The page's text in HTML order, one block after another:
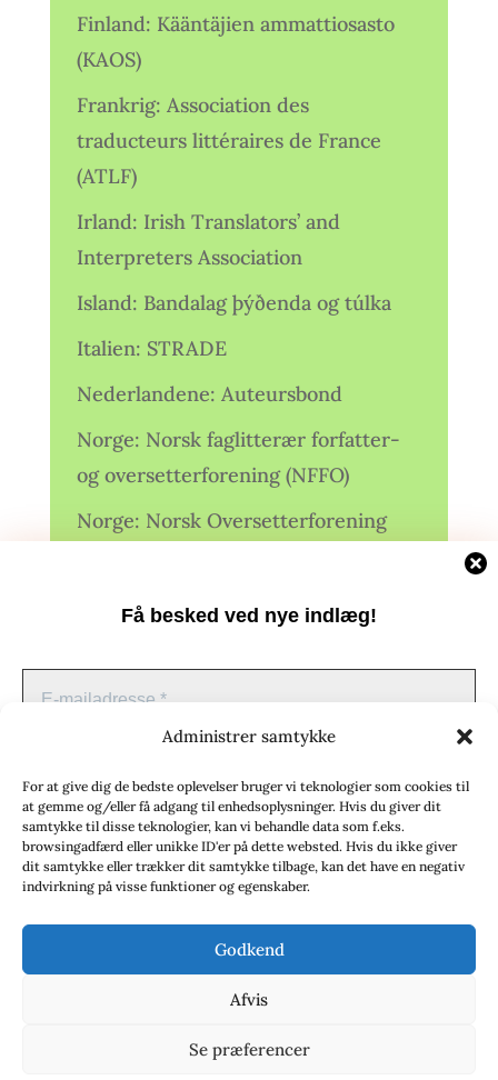
Administrer samtykke
For at give dig de bedste oplevelser bruger vi teknologier som cookies til
at gemme og/eller få adgang til enhedsoplysninger. Hvis du giver dit
samtykke til disse teknologier, kan vi behandle data som f.eks.
browsingadfærd eller unikke ID'er på dette websted. Hvis du ikke giver
dit samtykke eller trækker dit samtykke tilbage, kan det have en negativ
indvirkning på visse funktioner og egenskaber.
Godkend
Afvis
Se præferencer
Finland: Kääntäjien ammattiosasto
(KAOS)
Frankrig: Association des
traducteurs littéraires de France
(ATLF)
Irland: Irish Translators’ and
Interpreters Association
Island: Bandalag þýðenda og túlka
Italien: STRADE
Nederlandene: Auteursbond
Norge: Norsk faglitterær forfatter-
og oversetterforening (NFFO)
Norge: Norsk Oversetterforening
Literatury
Sverige: Översättarsektionen (Ö.)
Tyskland: Verbands
deutschsprachiger Übersetzer (VdÜ)
Få besked ved nye indlæg!
vide mere.